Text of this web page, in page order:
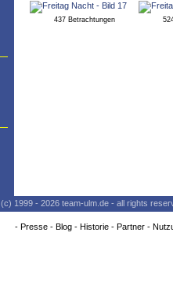
437 Betrachtungen
(c) 1999 - 2026 team-ulm.de - all rights
- Presse- Blog- Historie- Partner-